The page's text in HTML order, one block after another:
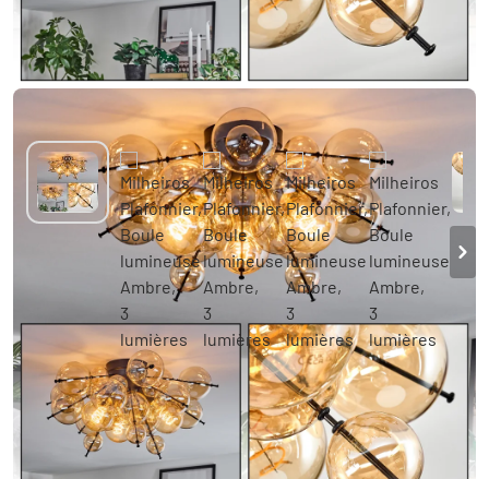
Milheiros Plafonnier, Boule lumineuse
Ambre, 3 lumières